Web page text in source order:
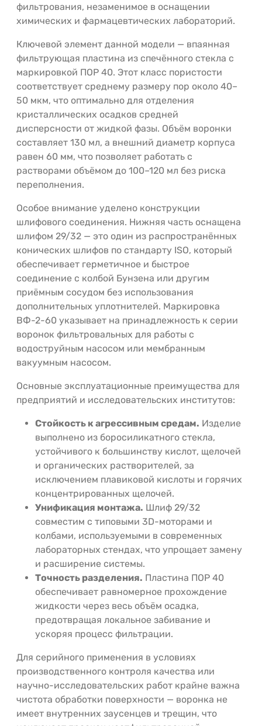
фильтрования, незаменимое в оснащении
химических и фармацевтических лабораторий.
Ключевой элемент данной модели — впаянная
фильтрующая пластина из спечённого стекла с
маркировкой ПОР 40. Этот класс пористости
соответствует среднему размеру пор около 40–
50 мкм, что оптимально для отделения
кристаллических осадков средней
дисперсности от жидкой фазы. Объём воронки
составляет 130 мл, а внешний диаметр корпуса
равен 60 мм, что позволяет работать с
растворами объёмом до 100–120 мл без риска
переполнения.
Особое внимание уделено конструкции
шлифового соединения. Нижняя часть оснащена
шлифом 29/32 — это один из распространённых
конических шлифов по стандарту ISO, который
обеспечивает герметичное и быстрое
соединение с колбой Бунзена или другим
приёмным сосудом без использования
дополнительных уплотнителей. Маркировка
ВФ-2-60 указывает на принадлежность к серии
воронок фильтровальных для работы с
водоструйным насосом или мембранным
вакуумным насосом.
Основные эксплуатационные преимущества для
предприятий и исследовательских институтов:
Стойкость к агрессивным средам. Изделие
выполнено из боросиликатного стекла,
устойчивого к большинству кислот, щелочей
и органических растворителей, за
исключением плавиковой кислоты и горячих
концентрированных щелочей.
Унификация монтажа. Шлиф 29/32
совместим с типовыми 3D-моторами и
колбами, используемыми в современных
лабораторных стендах, что упрощает замену
и расширение системы.
Точность разделения. Пластина ПОР 40
обеспечивает равномерное прохождение
жидкости через весь объём осадка,
предотвращая локальное забивание и
ускоряя процесс фильтрации.
Для серийного применения в условиях
производственного контроля качества или
научно-исследовательских работ крайне важна
чистота обработки поверхности — воронка не
имеет внутренних заусенцев и трещин, что